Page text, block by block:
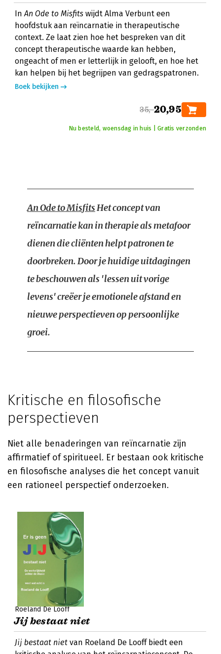
InAn Ode to Misfits wijdt Alma Verbunt een
hoofdstuk aan reïncarnatie in therapeutische
context. Ze laat zien hoe het bespreken van dit
concept therapeutische waarde kan hebben,
ongeacht of men er letterlijk in gelooft, en hoe het
kan helpen bij het begrijpen van gedragspatronen.
Boek bekijken
35,-20,95
Nu besteld, woensdag in huis | Gratis verzonden
An Ode to MisfitsHet concept van
reïncarnatie kan in therapie als metafoor
dienen die cliënten helpt patronen te
doorbreken. Door je huidige uitdagingen
te beschouwen als 'lessen uit vorige
levens' creëer je emotionele afstand en
nieuwe perspectieven op persoonlijke
groei.
Kritische en filosofische
perspectieven
Niet alle benaderingen van reïncarnatie zijn
affirmatief of spiritueel. Er bestaan ook kritische
en filosofische analyses die het concept vanuit
een rationeel perspectief onderzoeken.
Roeland De Looff
Jij bestaat niet
Jij bestaat niet van Roeland De Looff biedt een